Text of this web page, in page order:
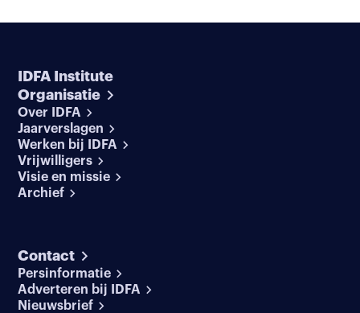
IDFA Institute
Organisatie
Over IDFA
Jaarverslagen
Werken bij IDFA
Vrijwilligers
Visie en missie
Archief
Contact
Persinformatie
Adverteren bij IDFA
Nieuwsbrief